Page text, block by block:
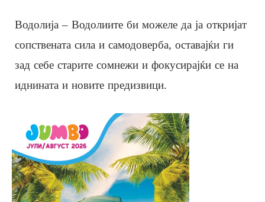
Водолија – Водолиите би можеле да ја откријат
сопствената сила и самодоверба, оставајќи ги
зад себе старите сомнежи и фокусирајќи се на
иднината и новите предизвици.